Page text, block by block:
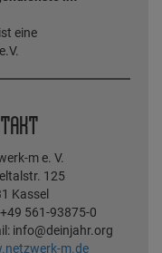
eine
m e. V.
125
Kassel
561-93875-0
info@deinjahr.org
m.de